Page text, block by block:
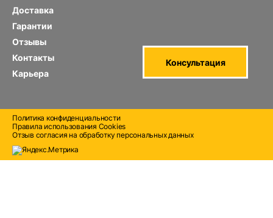
Доставка
Гарантии
Отзывы
Контакты
Карьера
Консультация
Политика конфиденциальности
Правила использования Cооkies
Отзыв согласия на обработку персональных данных